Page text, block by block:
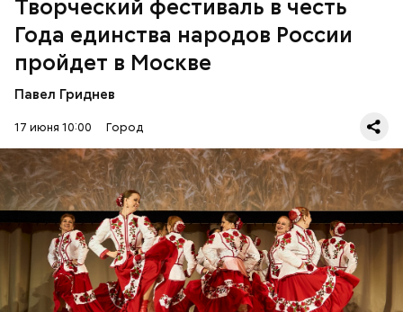
Творческий фестиваль в честь
Года единства народов России
пройдет в Москве
Павел Гриднев
17 июня 10:00 Город
Чтобы принять участие, нужно снять видео и
направить его вместе с заявкой до 15 августа в
сообществе
социальной сети во ВКонтакте.